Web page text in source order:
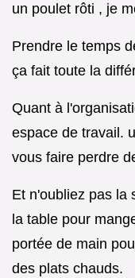
un poulet rôti , je
Prendre le temps
ça fait toute la
Quant à
espace de travail.
vous faire perdre
Et n'oubliez pas la
la table pour
portée de main
des plats chauds.